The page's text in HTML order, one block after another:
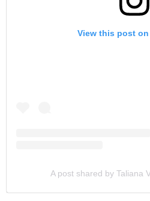
View this post
A post shared by Taliana